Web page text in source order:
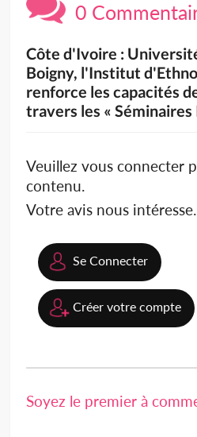
0
Côte d'Ivoire :
Boigny, l'Institut
renforce les capacités
travers les « Séminaires
Veuillez vous connecter
contenu.
Votre avis nous intéresse.
Se Connecter
Créer votre compte
Soyez le premier à